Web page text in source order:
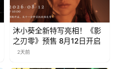
沐小葵全新特写亮相！《影
之刃零》预售 8月12日开启
2天前